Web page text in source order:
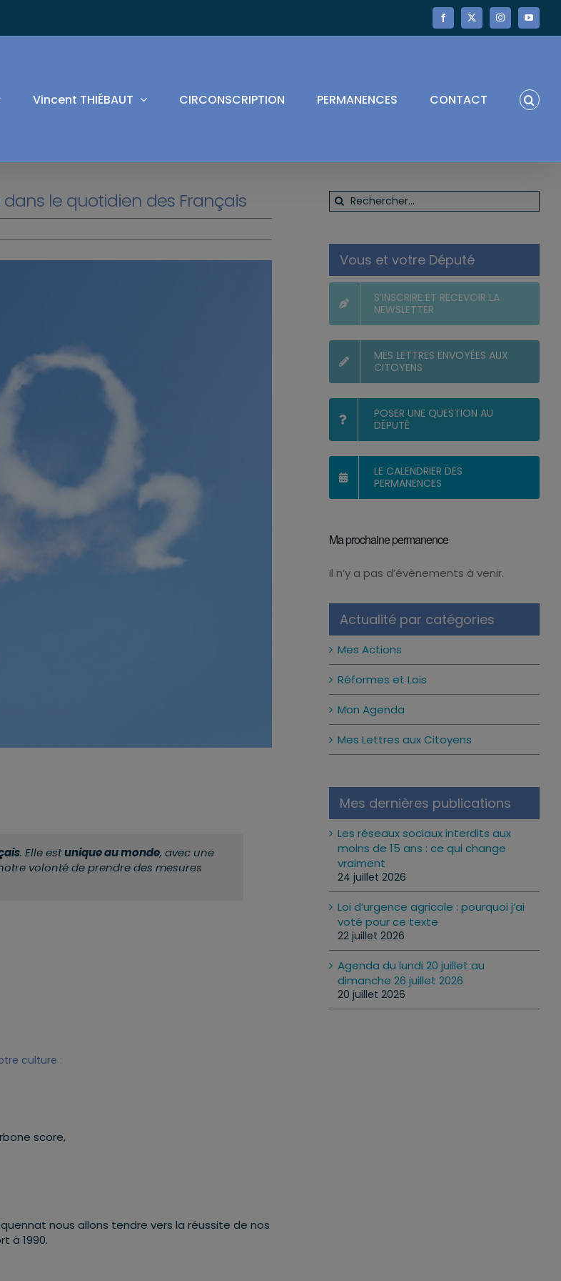
Facebook
X InstagramYouTube
Vincent THIÉBAUT CIRCONSCRIPTION PERMANENCES CONTACT
dans le quotidien des Français
. Elle estunique au monde, avec une
volonté de prendre des mesures
culture :
score,
nous allons tendre vers la réussite de nos
à 1990.
Rechercher:
Vous et votre Député
S’INSCRIRE ET RECEVOIR LA
NEWSLETTER
MES LETTRES ENVOYÉES AUX
CITOYENS
POSER UNE QUESTION AU
DÉPUTÉ
LE CALENDRIER DES
PERMANENCES
Ma prochaine permanence
Notice
Il n’y a pas d’évènements à venir.
Actualité par catégories
Mes Actions
Réformes et Lois
Mon Agenda
Mes Lettres aux Citoyens
Mes dernières publications
Les réseaux sociaux interdits aux
moins de 15 ans : ce qui change
vraiment
24 juillet 2026
Loi d’urgence agricole : pourquoi j’ai
voté pour ce texte
22 juillet 2026
Agenda du lundi 20 juillet au
dimanche 26 juillet 2026
20 juillet 2026